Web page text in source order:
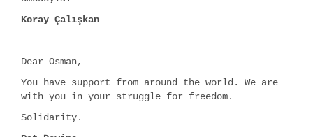
Koray Çalışkan
Dear Osman,
You have support from around the world. We are
with you in your struggle for freedom.
Solidarity.